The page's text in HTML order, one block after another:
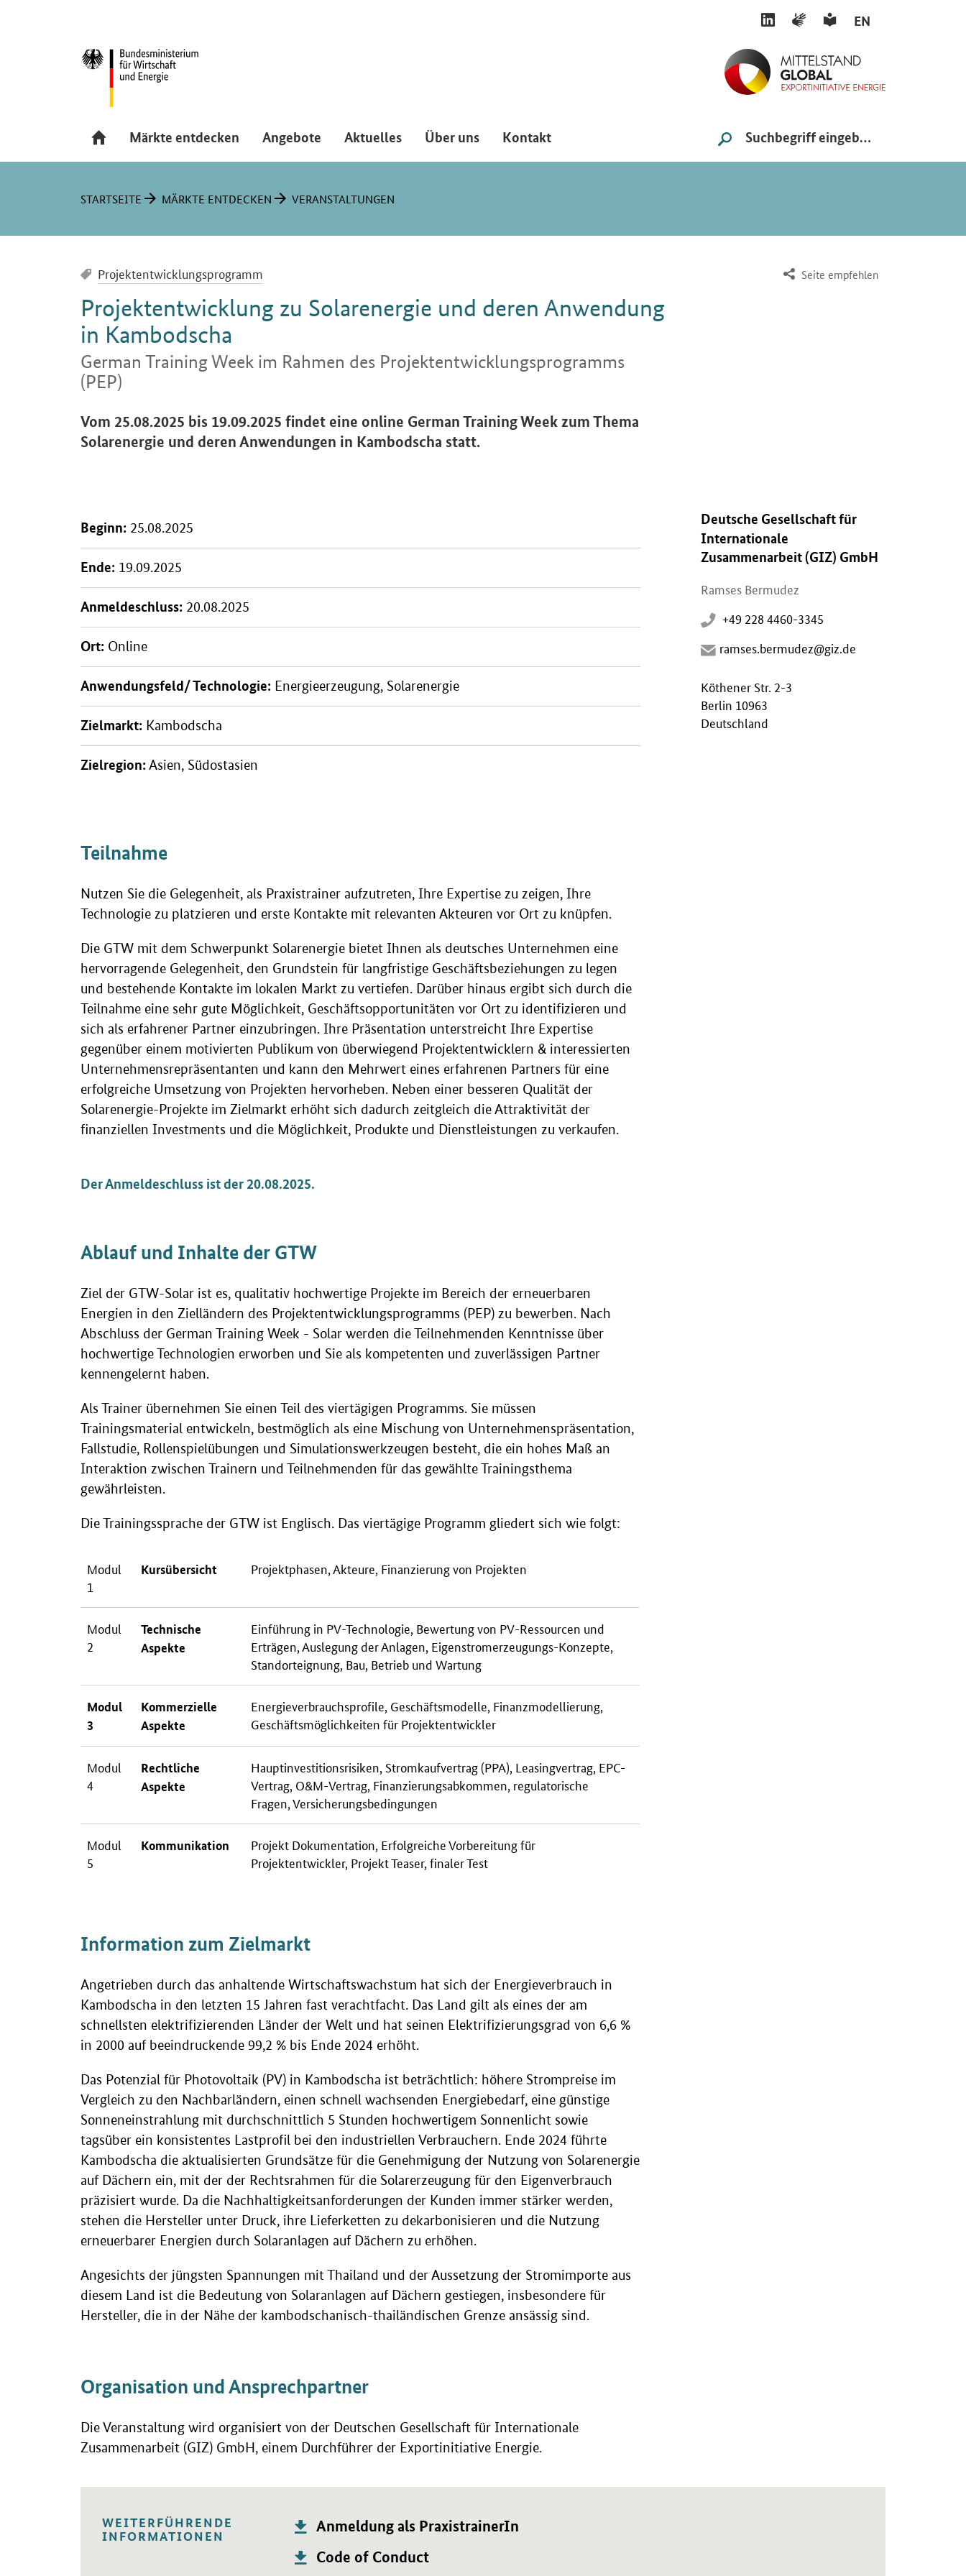
LINKEDIN
GEBÄRDENSPRACHE
LEICHTE SPRACHE
EN
Märkte entdecken Angebote Aktuelles Über uns Kontakt Suche
SUCHE STARTEN
Sie sind hier:
STARTSEITE MÄRKTE ENTDECKEN VERANSTALTUNGEN
Seite empfehlen
Projektentwicklungsprogramm
Projektentwicklung zu Solarenergie und deren Anwendung
in Kambodscha
German Training Week im Rahmen des Projektentwicklungsprogramms
(PEP)
Vom 25.08.2025 bis 19.09.2025 findet eine online German Training Week zum Thema
Solarenergie und deren Anwendungen in Kambodscha statt.
Beginn: 25.08.2025
Ende: 19.09.2025
Anmeldeschluss: 20.08.2025
Ort: Online
Anwendungsfeld/ Technologie: Energieerzeugung, Solarenergie
Zielmarkt: Kambodscha
Zielregion:Asien, Südostasien
Deutsche Gesellschaft für
Internationale
Zusammenarbeit (GIZ) GmbH
Ramses Bermudez
+49 228 4460-3345
ramses.bermudez@giz.de
Köthener Str. 2-3
Berlin 10963
Deutschland
Teilnahme
Nutzen Sie die Gelegenheit, als Praxistrainer aufzutreten, Ihre Expertise zu zeigen, Ihre
Technologie zu platzieren und erste Kontakte mit relevanten Akteuren vor Ort zu knüpfen.
Die GTW mit dem Schwerpunkt Solarenergie bietet Ihnen als deutsches Unternehmen eine
hervorragende Gelegenheit, den Grundstein für langfristige Geschäftsbeziehungen zu legen
und bestehende Kontakte im lokalen Markt zu vertiefen. Darüber hinaus ergibt sich durch die
Teilnahme eine sehr gute Möglichkeit, Geschäftsopportunitäten vor Ort zu identifizieren und
sich als erfahrener Partner einzubringen. Ihre Präsentation unterstreicht Ihre Expertise
gegenüber einem motivierten Publikum von überwiegend Projektentwicklern & interessierten
Unternehmensrepräsentanten und kann den Mehrwert eines erfahrenen Partners für eine
erfolgreiche Umsetzung von Projekten hervorheben. Neben einer besseren Qualität der
Solarenergie-Projekte im Zielmarkt erhöht sich dadurch zeitgleich die Attraktivität der
finanziellen Investments und die Möglichkeit, Produkte und Dienstleistungen zu verkaufen.
Der Anmeldeschluss ist der 20.08.2025.
Ablauf und Inhalte der GTW
Ziel der GTW-Solar ist es, qualitativ hochwertige Projekte im Bereich der erneuerbaren
Energien in den Zielländern des Projektentwicklungsprogramms (PEP) zu bewerben. Nach
Abschluss der German Training Week - Solar werden die Teilnehmenden Kenntnisse über
hochwertige Technologien erworben und Sie als kompetenten und zuverlässigen Partner
kennengelernt haben.
Als Trainer übernehmen Sie einen Teil des viertägigen Programms. Sie müssen
Trainingsmaterial entwickeln, bestmöglich als eine Mischung von Unternehmenspräsentation,
Fallstudie, Rollenspielübungen und Simulationswerkzeugen besteht, die ein hohes Maß an
Interaktion zwischen Trainern und Teilnehmenden für das gewählte Trainingsthema
gewährleisten.
Die Trainingssprache der GTW ist Englisch. Das viertägige Programm gliedert sich wie folgt:
Modul
1
Kursübersicht Projektphasen, Akteure, Finanzierung von Projekten
Modul
2
Technische
Aspekte
Einführung in PV-Technologie, Bewertung von PV-Ressourcen und
Erträgen, Auslegung der Anlagen, Eigenstromerzeugungs-Konzepte,
Standorteignung, Bau, Betrieb und Wartung
Modul
3
Kommerzielle
Aspekte
Energieverbrauchsprofile, Geschäftsmodelle, Finanzmodellierung,
Geschäftsmöglichkeiten für Projektentwickler
Modul
4
Rechtliche
Aspekte
Hauptinvestitionsrisiken, Stromkaufvertrag (PPA), Leasingvertrag, EPC-
Vertrag, O&M-Vertrag, Finanzierungsabkommen, regulatorische
Fragen, Versicherungsbedingungen
Modul
5
Kommunikation
Projekt Dokumentation, Erfolgreiche Vorbereitung für
Projektentwickler, Projekt Teaser, finaler Test
Information zum Zielmarkt
Angetrieben durch das anhaltende Wirtschaftswachstum hat sich der Energieverbrauch in
Kambodscha in den letzten 15 Jahren fast verachtfacht. Das Land gilt als eines der am
schnellsten elektrifizierenden Länder der Welt und hat seinen Elektrifizierungsgrad von 6,6 %
in 2000 auf beeindruckende 99,2 % bis Ende 2024 erhöht.
Das Potenzial für Photovoltaik (PV) in Kambodscha ist beträchtlich: höhere Strompreise im
Vergleich zu den Nachbarländern, einen schnell wachsenden Energiebedarf, eine günstige
Sonneneinstrahlung mit durchschnittlich 5 Stunden hochwertigem Sonnenlicht sowie
tagsüber ein konsistentes Lastprofil bei den industriellen Verbrauchern. Ende 2024 führte
Kambodscha die aktualisierten Grundsätze für die Genehmigung der Nutzung von Solarenergie
auf Dächern ein, mit der der Rechtsrahmen für die Solarerzeugung für den Eigenverbrauch
präzisiert wurde. Da die Nachhaltigkeitsanforderungen der Kunden immer stärker werden,
stehen die Hersteller unter Druck, ihre Lieferketten zu dekarbonisieren und die Nutzung
erneuerbarer Energien durch Solaranlagen auf Dächern zu erhöhen.
Angesichts der jüngsten Spannungen mit Thailand und der Aussetzung der Stromimporte aus
diesem Land ist die Bedeutung von Solaranlagen auf Dächern gestiegen, insbesondere für
Hersteller, die in der Nähe der kambodschanisch-thailändischen Grenze ansässig sind.
Organisation und Ansprechpartner
Die Veranstaltung wird organisiert von der Deutschen Gesellschaft für Internationale
Zusammenarbeit (GIZ) GmbH, einem Durchführer der Exportinitiative Energie.
WEITERFÜHRENDE
INFORMATIONEN
Publikation:
Anmeldung als PraxistrainerIn
Öffnet PDF "Anmeldung als PraxistrainerIn" in neuem Fenster.
Publikation:
Code of Conduct
Öffnet PDF "Code of Conduct" in neuem Fenster.